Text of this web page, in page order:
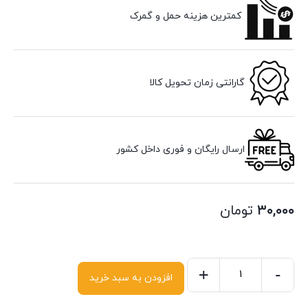
کمترین هزینه حمل و گمرک
گارانتی زمان تحویل کالا
ارسال رایگان و فوری داخل کشور
۳۰,۰۰۰ تومان
-
+ افزودن به سبد خرید